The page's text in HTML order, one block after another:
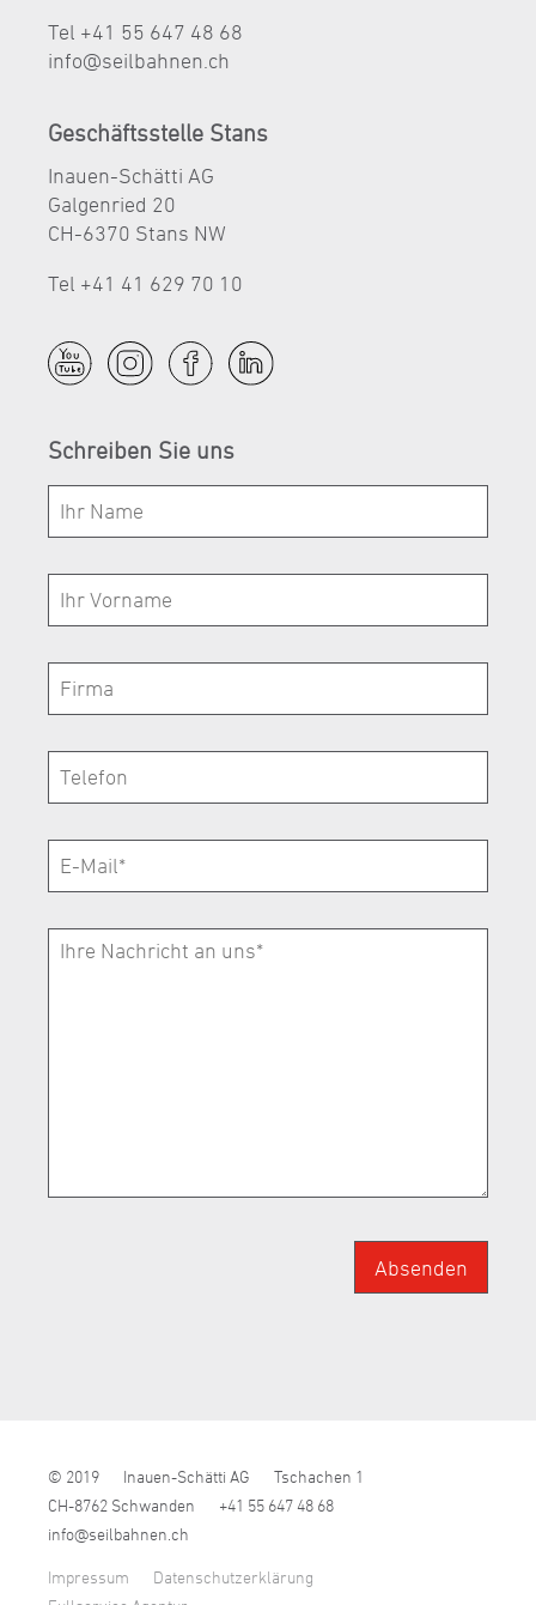
Tel +41 55 647 48 68
nf
s lb hn n ch
Geschäftsstelle Stans
Inauen-Schätti AG
Galgenried 20
CH-6370 Stans NW
Tel +41 41 629 70 10
Schreiben Sie uns
Absenden
© 2019 Inauen-Schätti AG
Tschachen 1
CH-8762 Schwanden
+41 55 647 48 68
nf
s lb hn n ch
Impressum
Datenschutzerklärung